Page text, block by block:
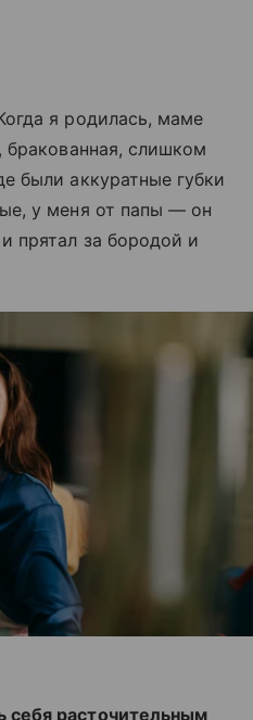
я родилась, маме
бракованная, слишком
были аккуратные губки
у меня от папы — он
прятал за бородой и
расточительным